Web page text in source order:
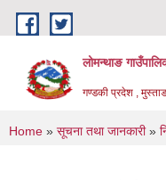
Skip to main content
लोमन्थाङ
गण्डकी प्रदेश ,
You are here
Home » सूचना तथा जानकारी»